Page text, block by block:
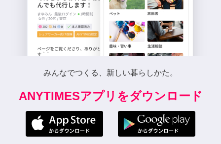
みんなでつくる、新しい暮らしかた。
ANYTIMESアプリをダウンロード